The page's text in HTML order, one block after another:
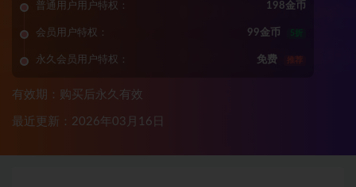
普通用户用户特权： 198金币
会员用户特权： 99金币 5折
永久会员用户特权： 免费 推荐
有效期：购买后永久有效
最近更新：2026年03月16日